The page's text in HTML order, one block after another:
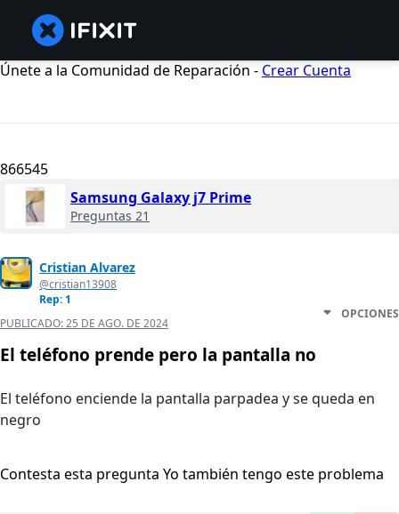
Únete a la Comunidad de Reparación - Crear Cuenta
866545
Samsung Galaxy j7 Prime
Preguntas 21
Cristian Alvarez
@cristian13908
Rep: 1
PUBLICADO:25 DE AGO. DE 2024
OPCIONES
El teléfono prende pero la pantalla no
El teléfono enciende la pantalla parpadea y se queda en
negro
Contesta esta pregunta Yo también tengo este problema